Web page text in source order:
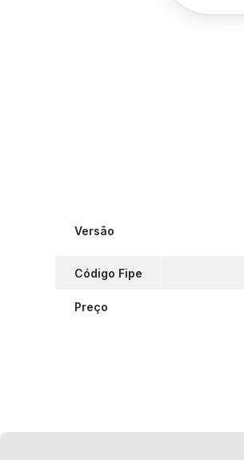
Versão
Código Fipe
Preço